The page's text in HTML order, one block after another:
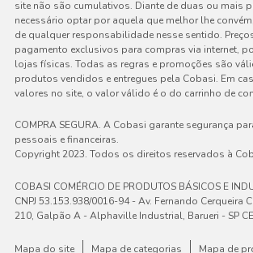
site não são cumulativos. Diante de duas ou mais
necessário optar por aquela que melhor lhe
de qualquer responsabilidade nesse sentido.
pagamento exclusivos para compras via internet,
lojas físicas. Todas as regras e promoções são
produtos vendidos e entregues pela Cobasi. Em
valores no site, o valor válido é o do carrinho de
COMPRA SEGURA. A Cobasi garante segurança
pessoais e financeiras.
Copyright 2023. Todos os direitos reservados à
COBASI COMÉRCIO DE PRODUTOS BÁSICOS E
CNPJ 53.153.938/0016-94 - Av. Fernando Cerqueira
210, Galpão A - Alphaville Industrial, Barueri - SP
Mapa do site Mapa de categorias Mapa de